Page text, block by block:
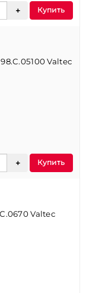
Купить
Valtec
Купить
Valtec